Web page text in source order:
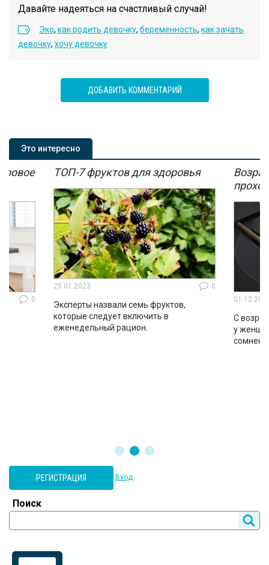
Давайте надеяться на счастливый случай!
Эко, как родить девочку, беременность, как зачать
девочку, хочу девочку
ДОБАВИТЬ КОММЕНТАРИЙ
Это интересно
0
ТОП-7 фруктов для здоровья
25.01.2023 0
Эксперты назвали семь фруктов,
которые следует включить в
еженедельный рацион.
С
у
РЕГИСТРАЦИЯ Вход
Поиск